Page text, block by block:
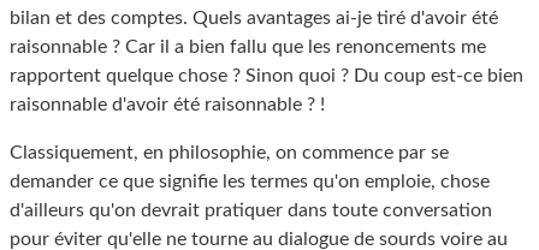
bilan et des comptes. Quels avantages ai-je tiré d'avoir été
raisonnable ? Car il a bien fallu que les renoncements me
rapportent quelque chose ? Sinon quoi ? Du coup est-ce bien
raisonnable d'avoir été raisonnable ? !
Classiquement, en philosophie, on commence par se
demander ce que signifie les termes qu'on emploie, chose
d'ailleurs qu'on devrait pratiquer dans toute conversation
pour éviter qu'elle ne tourne au dialogue de sourds voire au